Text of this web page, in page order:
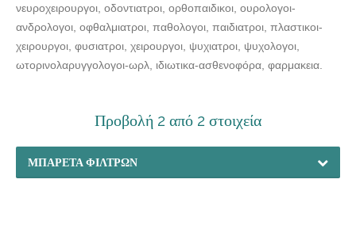
νευροχειρουργοι, οδοντιατροι, ορθοπαιδικοι, ουρολογοι-
ανδρολογοι, οφθαλμιατροι, παθολογοι, παιδιατροι, πλαστικοι-
χειρουργοι, φυσιατροι, χειρουργοι, ψυχιατροι, ψυχολογοι,
ωτορινολαρυγγολογοι-ωρλ, ιδιωτικα-ασθενοφόρα, φαρμακεια.
Προβολή 2 από 2 στοιχεία
ΜΠΑΡΈΤΑ ΦΊΛΤΡΩΝ